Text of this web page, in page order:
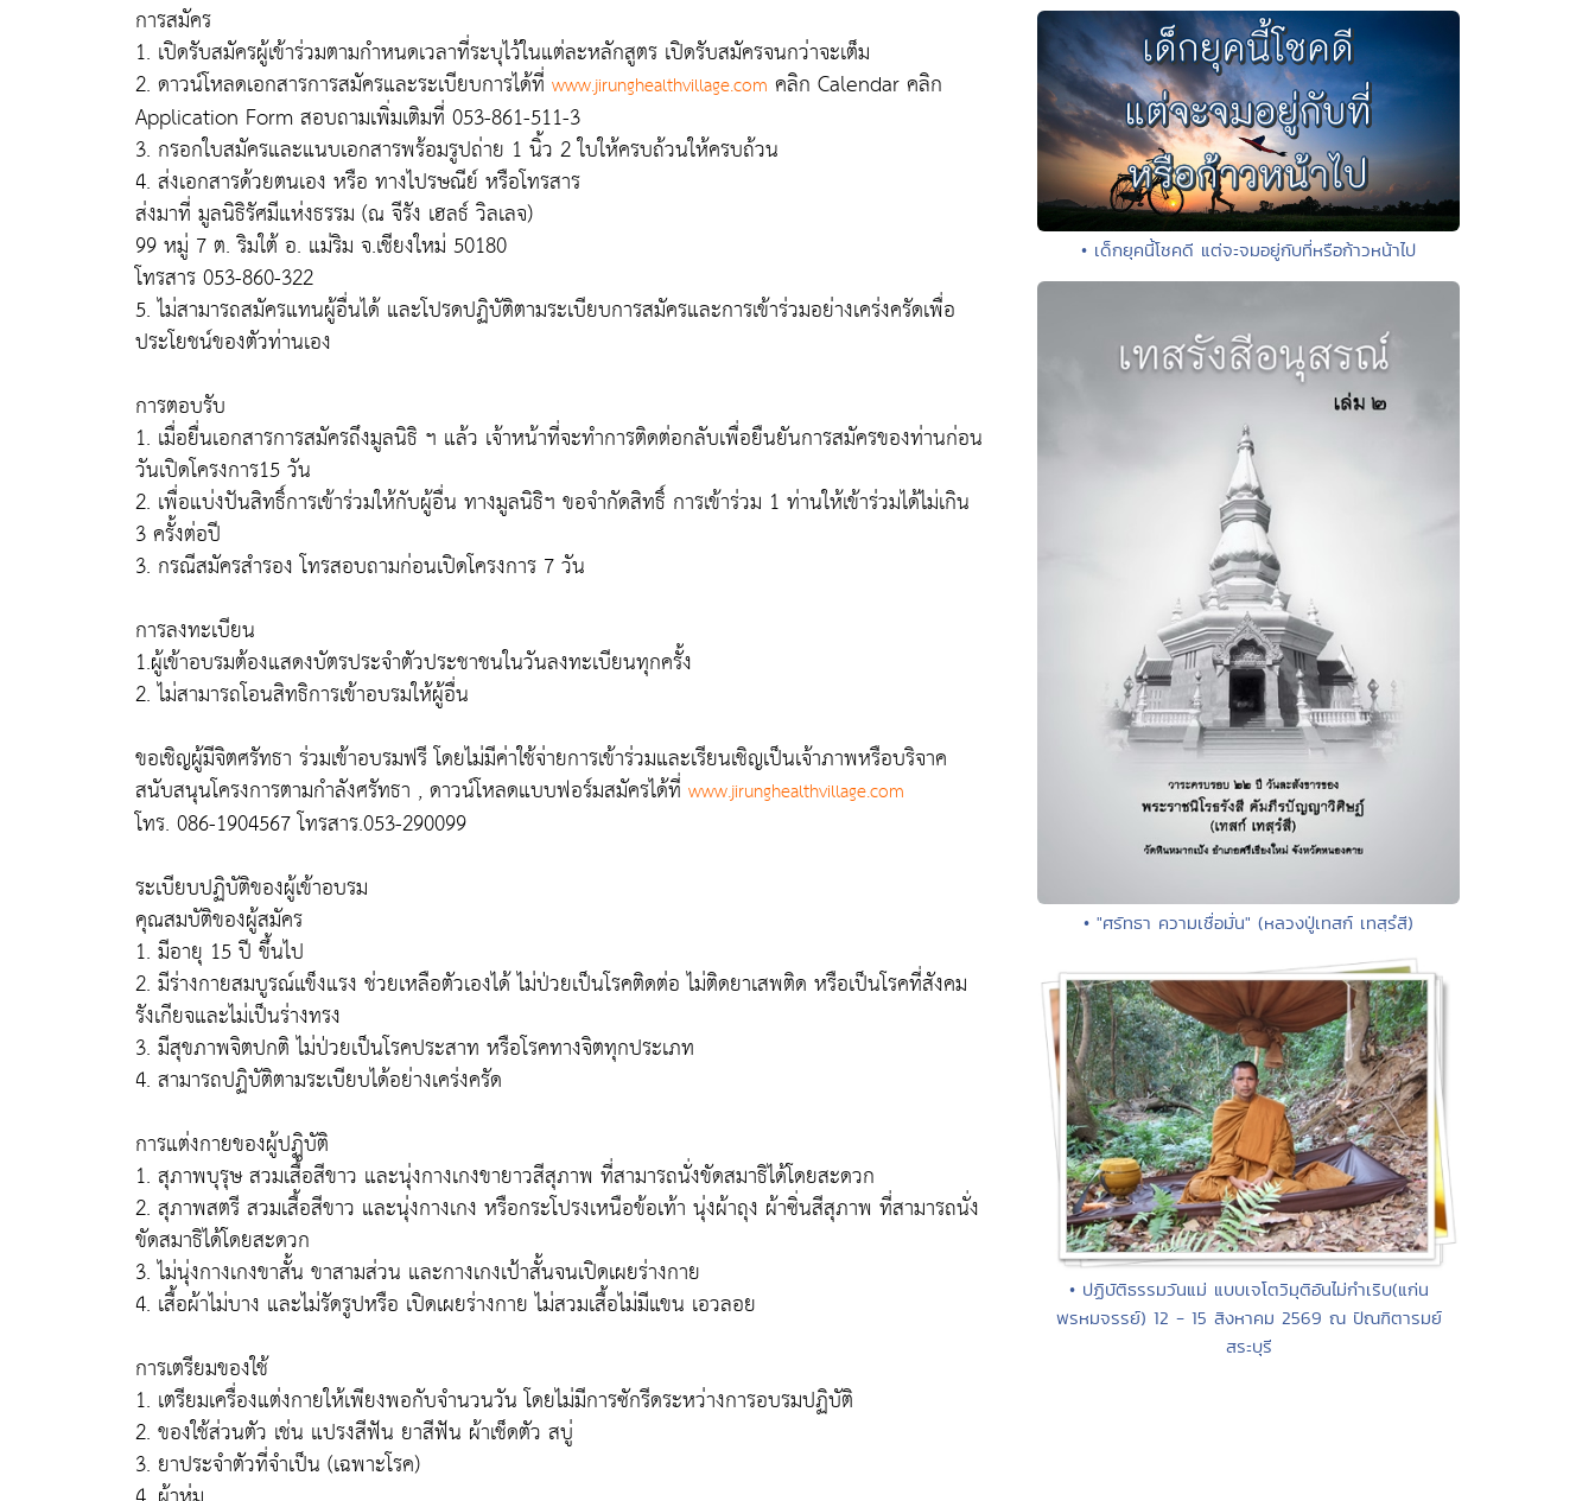
การสมัคร
1. เปิดรับสมัครผู้เข้าร่วมตามกำหนดเวลาที่ระบุไว้ในแต่ละหลักสูตร เปิดรับสมัครจนกว่าจะเต็ม
2. ดาวน์โหลดเอกสารการสมัครและระเบียบการได้ที่ www.jirunghealthvillage.com คลิก Calendar คลิก
Application Form สอบถามเพิ่มเติมที่ 053-861-511-3
3. กรอกใบสมัครและแนบเอกสารพร้อมรูปถ่าย 1 นิ้ว 2 ใบให้ครบถ้วนให้ครบถ้วน
4. ส่งเอกสารด้วยตนเอง หรือ ทางไปรษณีย์ หรือโทรสาร
ส่งมาที่ มูลนิธิรัศมีแห่งธรรม (ณ จีรัง เฮลธ์ วิลเลจ)
99 หมู่ 7 ต. ริมใต้ อ. แม่ริม จ.เชียงใหม่ 50180
โทรสาร 053-860-322
5. ไม่สามารถสมัครแทนผู้อื่นได้ และโปรดปฏิบัติตามระเบียบการสมัครและการเข้าร่วมอย่างเคร่งครัดเพื่อ
ประโยชน์ของตัวท่านเอง
การตอบรับ
1. เมื่อยื่นเอกสารการสมัครถึงมูลนิธิ ฯ แล้ว เจ้าหน้าที่จะทำการติดต่อกลับเพื่อยืนยันการสมัครของท่านก่อน
วันเปิดโครงการ15 วัน
2. เพื่อแบ่งปันสิทธิ์การเข้าร่วมให้กับผู้อื่น ทางมูลนิธิฯ ขอจำกัดสิทธิ์ การเข้าร่วม 1 ท่านให้เข้าร่วมได้ไม่เกิน
3 ครั้งต่อปี
3. กรณีสมัครสำรอง โทรสอบถามก่อนเปิดโครงการ 7 วัน
การลงทะเบียน
1.ผู้เข้าอบรมต้องแสดงบัตรประจำตัวประชาชนในวันลงทะเบียนทุกครั้ง
2. ไม่สามารถโอนสิทธิการเข้าอบรมให้ผู้อื่น
ขอเชิญผู้มีจิตศรัทธา ร่วมเข้าอบรมฟรี โดยไม่มีค่าใช้จ่ายการเข้าร่วมและเรียนเชิญเป็นเจ้าภาพหรือบริจาค
สนับสนุนโครงการตามกำลังศรัทธา , ดาวน์โหลดแบบฟอร์มสมัครได้ที่ www.jirunghealthvillage.com
โทร. 086-1904567 โทรสาร.053-290099
ระเบียบปฏิบัติของผู้เข้าอบรม
คุณสมบัติของผู้สมัคร
1. มีอายุ 15 ปี ขึ้นไป
2. มีร่างกายสมบูรณ์แข็งแรง ช่วยเหลือตัวเองได้ ไม่ป่วยเป็นโรคติดต่อ ไม่ติดยาเสพติด หรือเป็นโรคที่สังคม
รังเกียจและไม่เป็นร่างทรง
3. มีสุขภาพจิตปกติ ไม่ป่วยเป็นโรคประสาท หรือโรคทางจิตทุกประเภท
4. สามารถปฏิบัติตามระเบียบได้อย่างเคร่งครัด
การแต่งกายของผู้ปฏิบัติ
1. สุภาพบุรุษ สวมเสื้อสีขาว และนุ่งกางเกงขายาวสีสุภาพ ที่สามารถนั่งขัดสมาธิได้โดยสะดวก
2. สุภาพสตรี สวมเสื้อสีขาว และนุ่งกางเกง หรือกระโปรงเหนือข้อเท้า นุ่งผ้าถุง ผ้าซิ่นสีสุภาพ ที่สามารถนั่ง
ขัดสมาธิได้โดยสะดวก
3. ไม่นุ่งกางเกงขาสั้น ขาสามส่วน และกางเกงเป้าสั้นจนเปิดเผยร่างกาย
4. เสื้อผ้าไม่บาง และไม่รัดรูปหรือ เปิดเผยร่างกาย ไม่สวมเสื้อไม่มีแขน เอวลอย
การเตรียมของใช้
1. เตรียมเครื่องแต่งกายให้เพียงพอกับจำนวนวัน โดยไม่มีการซักรีดระหว่างการอบรมปฏิบัติ
2. ของใช้ส่วนตัว เช่น แปรงสีฟัน ยาสีฟัน ผ้าเช็ดตัว สบู่
3. ยาประจำตัวที่จำเป็น (เฉพาะโรค)
• เด็กยุคนี้โชคดี แต่จะจมอยู่กับที่หรือก้าวหน้าไป
• "ศรัทธา ความเชื่อมั่น" (หลวงปู่เทสก์ เทสฺรํสี)
• ปฏิบัติธรรมวันแม่ แบบเจโตวิมุติอันไม่กำเริบ(แก่น
พรหมจรรย์) 12 - 15 สิงหาคม 2569 ณ ปัณฑิตารมย์
สระบุรี